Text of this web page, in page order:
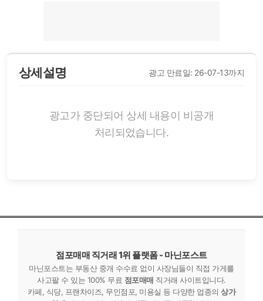
상세설명 광고 만료일: 26-07-13까지
광고가 중단되어 상세 내용이 비공개
처리되었습니다.
점포매매 직거래 1위 플랫폼 - 마닌포스트
마닌포스트는 부동산 중개 수수료 없이 사장님들이 직접 가게를
사고팔 수 있는 100% 무료 점포매매 직거래 사이트입니다.
카페, 식당, 프랜차이즈, 무인점포, 미용실 등 다양한 업종의상가